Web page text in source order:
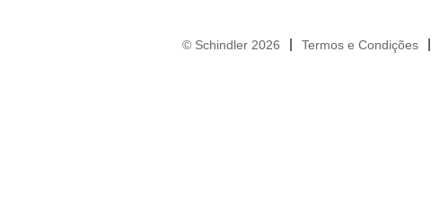
© Schindler 2026 Termos e Condições